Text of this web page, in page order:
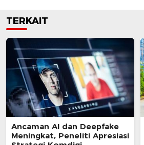
TERKAIT
Ancaman AI dan Deepfake
Meningkat, Peneliti Apresiasi